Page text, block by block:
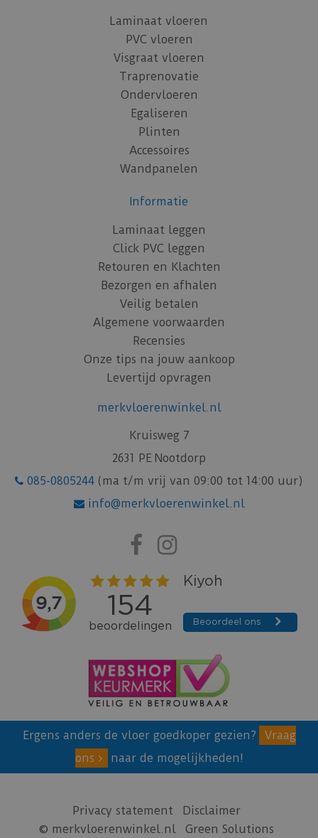
Laminaat vloeren
PVC vloeren
Visgraat vloeren
Traprenovatie
Ondervloeren
Egaliseren
Plinten
Accessoires
Wandpanelen
Informatie
Laminaat leggen
Click PVC leggen
Retouren en Klachten
Bezorgen en afhalen
Veilig betalen
Algemene voorwaarden
Recensies
Onze tips na jouw aankoop
Levertijd opvragen
merkvloerenwinkel.nl
Kruisweg 7
2631 PE Nootdorp
085-0805244 (ma t/m vrij van 09:00 tot 14:00 uur)
info@merkvloerenwinkel.nl
Ergens anders de vloer goedkoper gezien?
Vraag
ons
naar de mogelijkheden!
Privacy statement
Disclaimer
© merkvloerenwinkel.nl
Green Solutions